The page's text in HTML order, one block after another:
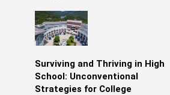
Surviving and Thriving in High
School: Unconventional
Strategies for College